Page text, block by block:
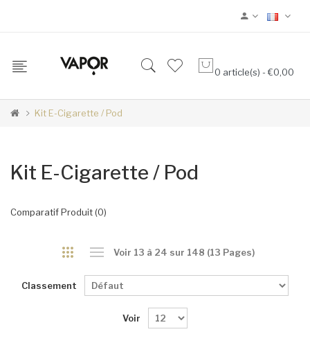
0 article(s) - €0,00
Kit E-Cigarette / Pod
Kit E-Cigarette / Pod
Comparatif Produit (0)
Voir 13 à 24 sur 148 (13 Pages)
Classement
Voir